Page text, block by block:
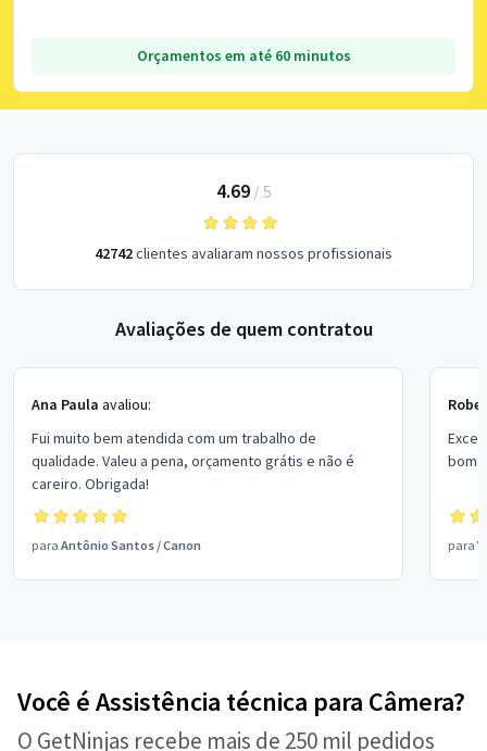
Orçamentos em até 60 minutos
4.69/ 5
42742clientes avaliaram nossos profissionais
Avaliações de quem contratou
Ana Paula avaliou:
Fui muito bem atendida com um trabalho de
qualidade. Valeu a pena, orçamento grátis e não é
careiro. Obrigada!
para Antônio Santos /Canon
bom
para
Você é Assistência técnica para Câmera?
O GetNinjas recebe mais de 250 mil pedidos